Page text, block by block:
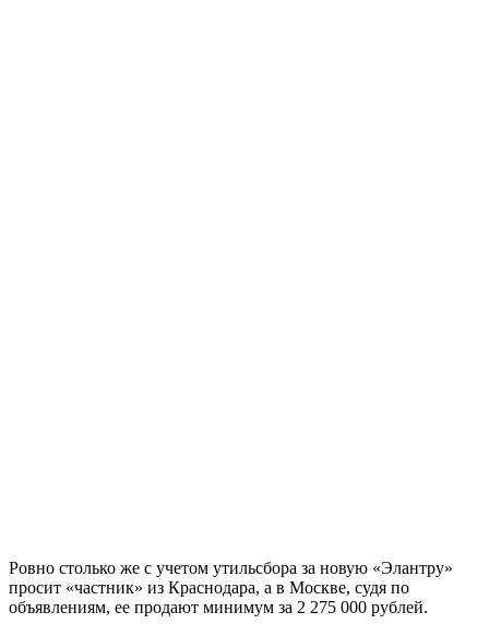
Ровно столько же с учетом утильсбора за новую «Элантру»
просит «частник» из Краснодара, а в Москве, судя по
объявлениям, ее продают минимум за 2 275 000 рублей.